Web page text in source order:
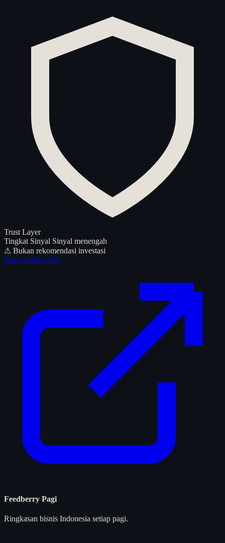
Trust Layer
Tingkat Sinyal Sinyal menengah
⚠ Bukan rekomendasi investasi
Buka Artikel Asli
Feedberry Pagi
Ringkasan bisnis Indonesia setiap pagi.